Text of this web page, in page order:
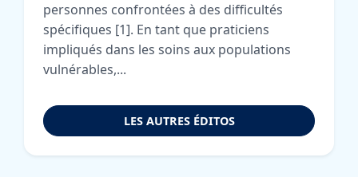
personnes confrontées à des difficultés
spécifiques [1]. En tant que praticiens
impliqués dans les soins aux populations
vulnérables,...
LES AUTRES ÉDITOS